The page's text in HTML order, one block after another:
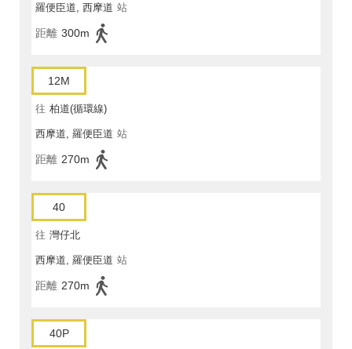
羅便臣道, 西摩道 站
距離 300m
12M
往 柏道(循環線)
西摩道, 羅便臣道 站
距離 270m
40
往 灣仔北
西摩道, 羅便臣道 站
距離 270m
40P